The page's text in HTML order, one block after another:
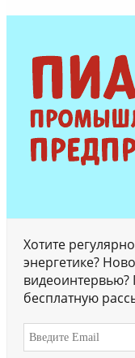
Хотите
энергетике?
бесплатную